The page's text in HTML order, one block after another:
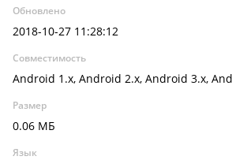
Обновлено
2018-10-27 11:28:12
Совместимость
Android 1.x, Android 2.x, Android 3.x,
Размер
0.06 МБ
Язык